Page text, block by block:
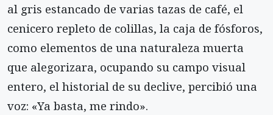
al gris estancado de varias tazas de café, el
cenicero repleto de colillas, la caja de fósforos,
como elementos de una naturaleza muerta
que alegorizara, ocupando su campo visual
entero, el historial de su declive, percibió una
voz: «Ya basta, me rindo».